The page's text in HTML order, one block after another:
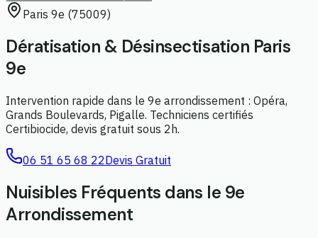
Paris 9e (75009)
Dératisation & Désinsectisation Paris
9e
Intervention rapide dans le 9e arrondissement : Opéra,
Grands Boulevards, Pigalle. Techniciens certifiés
Certibiocide, devis gratuit sous 2h.
06 51 65 68 22Devis Gratuit
Nuisibles Fréquents dans le 9e
Arrondissement